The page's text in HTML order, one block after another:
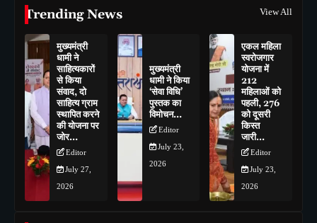
Trending News View All
मुख्यमंत्री
धामी ने
साहित्यकारों
से किया
संवाद, दो
साहित्य ग्राम
स्थापित करने
की योजना पर
जोर…
Editor
July 27,
2026
मुख्यमंत्री
धामी ने किया
‘सेवा विधि’
पुस्तक का
विमोचन…
Editor
July 23,
2026
एकल महिला
स्वरोजगार
योजना में
212
महिलाओं को
पहली, 276
को दूसरी
किस्त
जारी…
Editor
July 23,
2026